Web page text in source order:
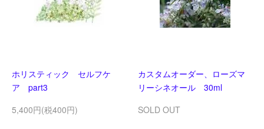
ホリスティック セルフケ
ア part3
5,400円(税400円)
カスタムオーダー、ローズマ
リーシネオール 30ml
SOLD OUT